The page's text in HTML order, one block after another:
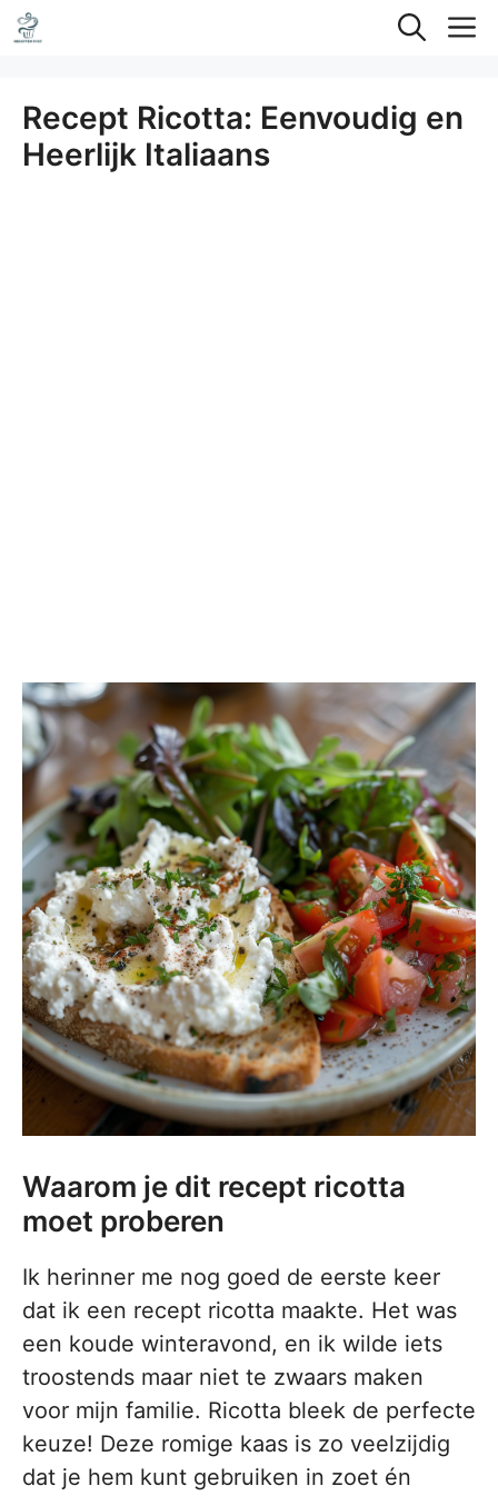
Ga
naar
inhoud
Recept Ricotta: Eenvoudig en
Heerlijk Italiaans
Waarom je dit recept ricotta
moet proberen
Ik herinner me nog goed de eerste keer
dat ik een recept ricotta maakte. Het was
een koude winteravond, en ik wilde iets
troostends maar niet te zwaars maken
voor mijn familie. Ricotta bleek de perfecte
keuze! Deze romige kaas is zo veelzijdig
dat je hem kunt gebruiken in zoet én